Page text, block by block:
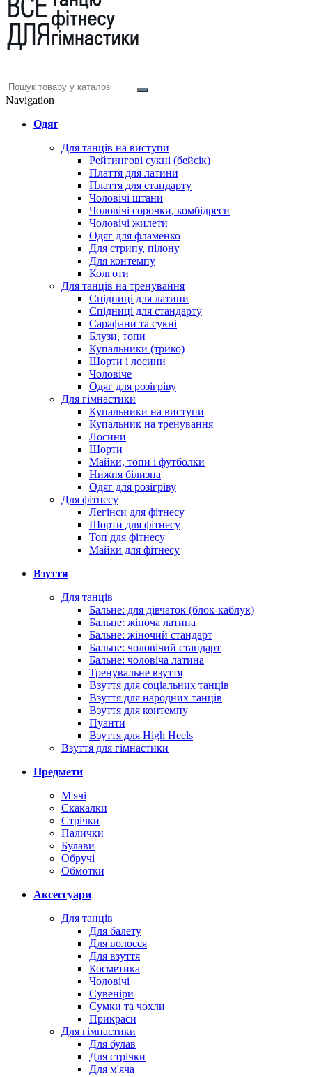
Navigation
Одяг
Для танців на виступи
Рейтингові сукні (бейсік)
Плаття для латини
Плаття для стандарту
Чоловічі штани
Чоловічі сорочки, комбідреси
Чоловічі жилети
Одяг для фламенко
Для стрипу, пілону
Для контемпу
Колготи
Для танців на тренування
Спідниці для латини
Спідниці для стандарту
Сарафани та сукні
Блузи, топи
Купальники (трико)
Шорти і лосини
Чоловіче
Одяг для розігріву
Для гімнастики
Купальники на виступи
Купальник на тренування
Лосини
Шорти
Майки, топи і футболки
Нижня білизна
Одяг для розігріву
Для фітнесу
Легінси для фітнесу
Шорти для фітнесу
Топ для фітнесу
Майки для фітнесу
Взуття
Для танців
Бальне: для дівчаток (блок-каблук)
Бальне: жіноча латина
Бальне: жіночий стандарт
Бальне: чоловічий стандарт
Бальне: чоловіча латина
Тренувальне взуття
Взуття для соціальних танців
Взуття для народних танців
Взуття для контемпу
Пуанти
Взуття для High Heels
Взуття для гімнастики
Предмети
М'ячі
Скакалки
Стрічки
Палички
Булави
Обручі
Обмотки
Аксессуари
Для танців
Для балету
Для волосся
Для взуття
Косметика
Чоловічі
Сувеніри
Сумки та чохли
Прикраси
Для гімнастики
Для булав
Для стрічки
Для м'яча